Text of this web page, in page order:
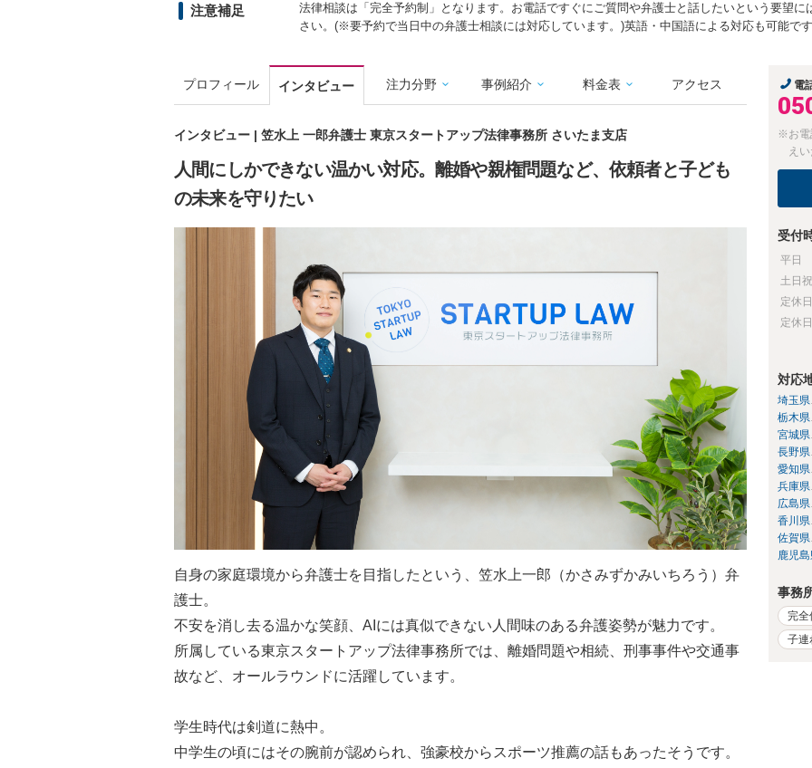
注意補足
法律相談は「完全予約制」となります。お電話ですぐにご質問や弁護士と話したいという要望に
さい。(※要予約で当日中の弁護士相談には対応しています。)英語・中国語による対応も可能で
プロフィール インタビュー 注力分野 事例紹介 料金表 アクセス
インタビュー | 笠水上 一郎弁護士 東京スタートアップ法律事務所 さいたま支店
人間にしかできない温かい対応。離婚や親権問題など、依頼者と子ども
の未来を守りたい
自身の家庭環境から弁護士を目指したという、笠水上一郎（かさみずかみいちろう）弁
護士。
不安を消し去る温かな笑顔、AIには真似できない人間味のある弁護姿勢が魅力です。
所属している東京スタートアップ法律事務所では、離婚問題や相続、刑事事件や交通事
故など、オールラウンドに活躍しています。
学生時代は剣道に熱中。
中学生の頃にはその腕前が認められ、強豪校からスポーツ推薦の話もあったそうです。
電
※お電
え
受付
平日
土日
定休日
定休
対応
埼玉県
栃木県
宮城県
長野県
愛知県
兵庫県
広島県
香川県
佐賀県
鹿児
事務
完全
子連